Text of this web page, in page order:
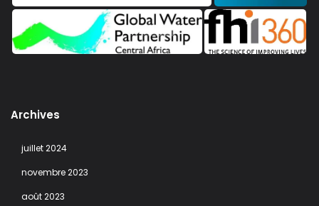
Archives
juillet 2024
novembre 2023
août 2023